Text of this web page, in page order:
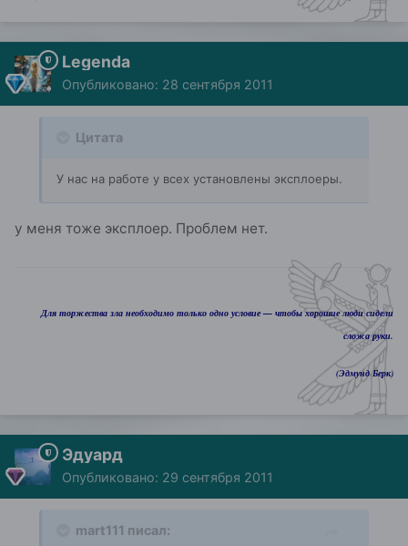
Legenda
Опубликовано: 28 сентября 2011
Цитата
У нас на работе у всех установлены эксплоеры.
у меня тоже эксплоер. Проблем нет.
Для торжества зла необходимо только одно условие — чтобы хорошие люди сидели
сложа руки.
(Эдмунд Берк)
Эдуард
Опубликовано: 29 сентября 2011
mart111 писал: